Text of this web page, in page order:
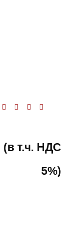
(в т.ч. НДС
5%)